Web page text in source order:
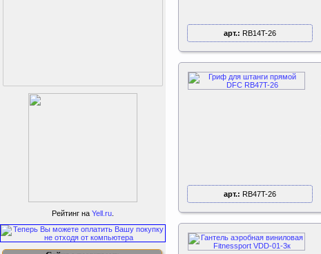
арт.: RB14T-26
арт.: RB47T-26
Рейтинг на Yell.ru
каркаса для батута
Activity 10
Дуга каркаса для батута
Perfetto Sport Activity 10’
(305 см)